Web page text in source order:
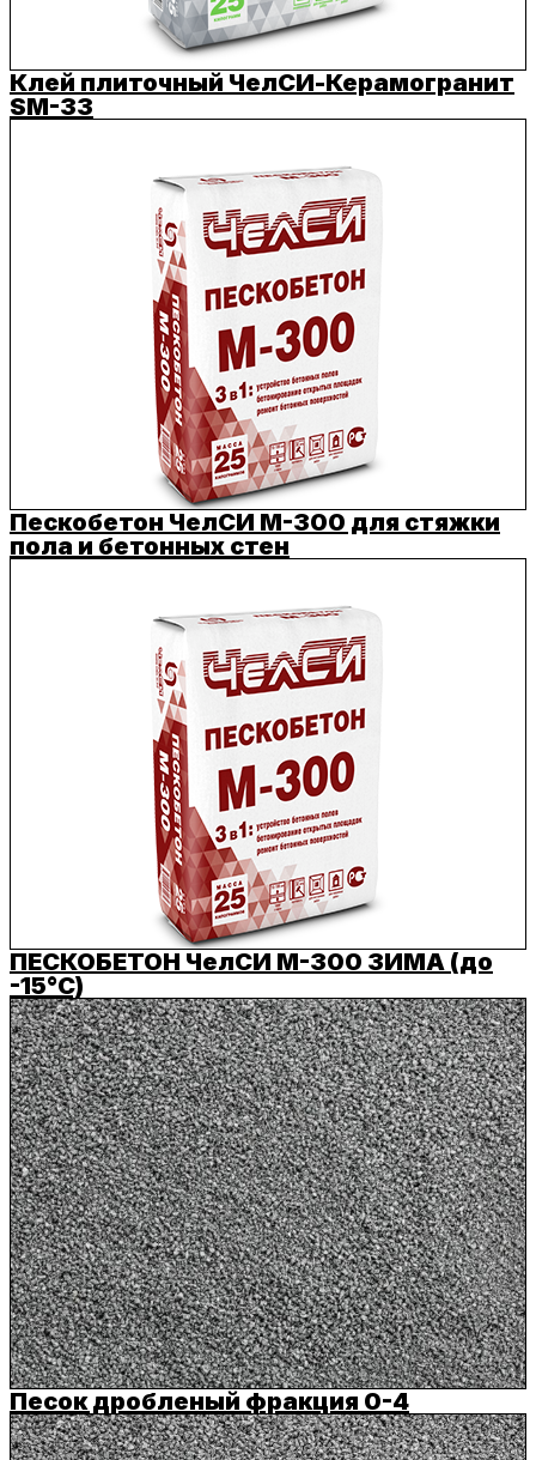
Клей плиточный ЧелСИ-Керамогранит
SM-33
Пескобетон ЧелСИ M-300 для стяжки
пола и бетонных стен
ПЕСКОБЕТОН ЧелСИ М-300 ЗИМА (до
-15°C)
Песок дробленый фракция 0-4